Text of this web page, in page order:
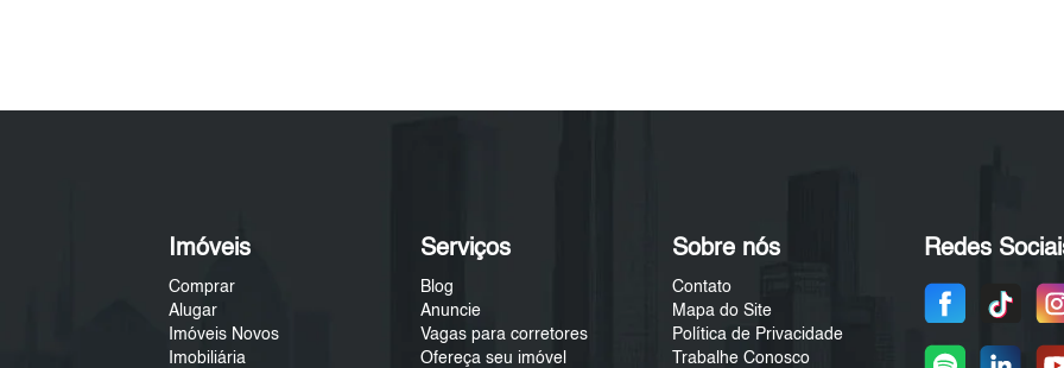
Imóveis
Comprar
Alugar
Imóveis Novos
Imobiliária
Serviços
Blog
Anuncie
Vagas para corretores
Ofereça seu imóvel
Sobre nós
Contato
Mapa do Site
Política de Privacidade
Trabalhe Conosco
Redes